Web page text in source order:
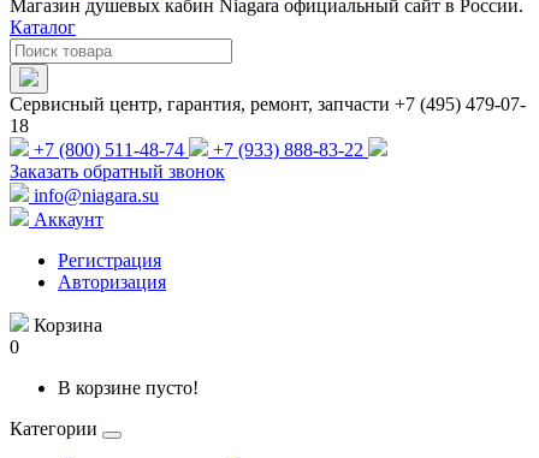
Магазин душевых кабин Niagara официальный сайт в России.
Каталог
Сервисный центр, гарантия, ремонт, запчасти +7 (495) 479-07-
18
+7 (800) 511-48-74
+7 (933) 888-83-22
Заказать обратный звонок
info@niagara.su
Аккаунт
Регистрация
Авторизация
Корзина
0
В корзине пусто!
Категории